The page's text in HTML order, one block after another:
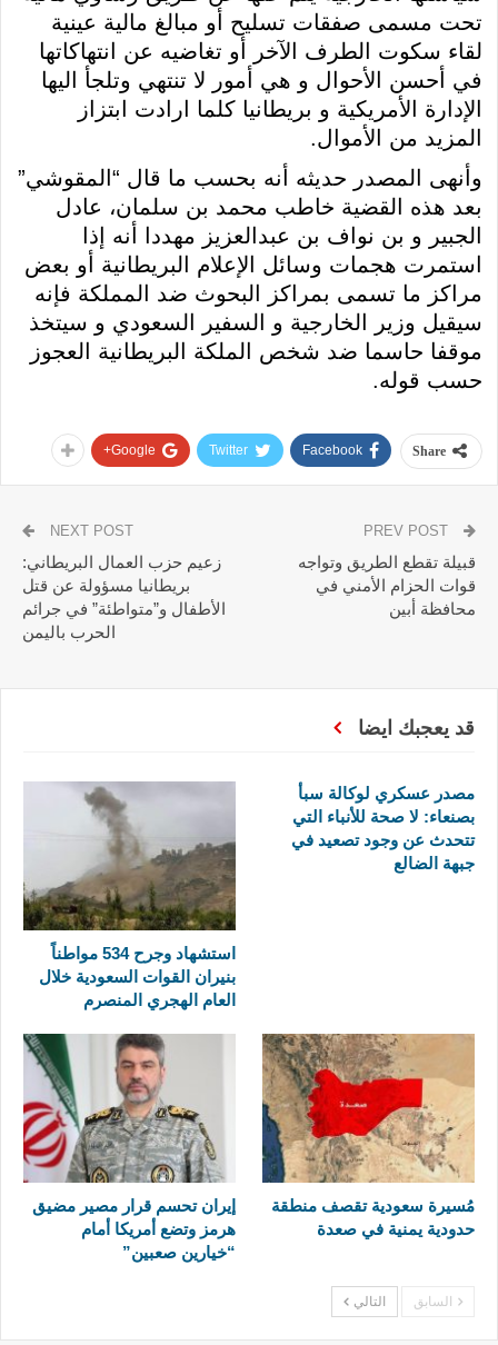
تحت مسمى صفقات تسليح أو مبالغ مالية عينية
لقاء سكوت الطرف الآخر أو تغاضيه عن انتهاكاتها
في أحسن الأحوال و هي أمور لا تنتهي وتلجأ اليها
الإدارة الأمريكية و بريطانيا كلما ارادت ابتزاز
المزيد من الأموال.
وأنهى المصدر حديثه أنه بحسب ما قال “المقوشي”
بعد هذه القضية خاطب محمد بن سلمان، عادل
الجبير و بن نواف بن عبدالعزيز مهددا أنه إذا
استمرت هجمات وسائل الإعلام البريطانية أو بعض
مراكز ما تسمى بمراكز البحوث ضد المملكة فإنه
سيقيل وزير الخارجية و السفير السعودي و سيتخذ
موقفا حاسما ضد شخص الملكة البريطانية العجوز
حسب قوله.
Share
Facebook
Twitter
Google+
قبيلة تقطع الطريق وتواجه
قوات الحزام الأمني في
محافظة أبين
NEXT POST
زعيم حزب العمال البريطاني:
بريطانيا مسؤولة عن قتل
الأطفال و”متواطئة” في جرائم
الحرب باليمن
قد يعجبك ايضا
مصدر عسكري لوكالة سبأ
بصنعاء: لا صحة للأنباء التي
تتحدث عن وجود تصعيد في
جبهة الضالع
استشهاد وجرح 534 مواطناً
بنيران القوات السعودية خلال
العام الهجري المنصرم
مُسيرة سعودية تقصف منطقة
حدودية يمنية في صعدة
إيران تحسم قرار مصير مضيق
هرمز وتضع أمريكا أمام
“خيارين صعبين”
السابق التالي